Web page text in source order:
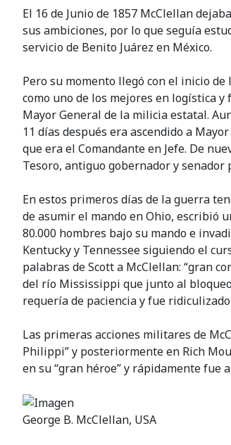
El 16 de Junio de 1857 McClellan
sus ambiciones, por lo que seguía
servicio de Benito Juárez en México.
Pero su momento llegó con el inicio
como uno de los mejores en logística
Mayor General de la milicia estatal.
11 días después era ascendido a
que era el Comandante en Jefe. De
Tesoro, antiguo gobernador y senador
En estos primeros días de la guerra
de asumir el mando en Ohio, escribió
80.000 hombres bajo su mando e
Kentucky y Tennessee siguiendo el
palabras de Scott a McClellan: “gran
del río Mississippi que junto al
requería de paciencia y fue
Las primeras acciones militares de
Philippi” y posteriormente en Rich
en su “gran héroe” y rápidamente fue
George B. McClellan, USA